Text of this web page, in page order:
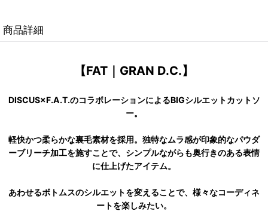
商品詳細
【FAT｜GRAN D.C.】
DISCUS×F.A.T.のコラボレーションによるBIGシルエットカットソ
ー。
軽快かつ柔らかな裏毛素材を採用。独特なムラ感が印象的なパウダ
ーブリーチ加工を施すことで、シンプルながらも奥行きのある表情
に仕上げたアイテム。
あわせるボトムスのシルエットを変えることで、様々なコーディネ
ートを楽しみたい。